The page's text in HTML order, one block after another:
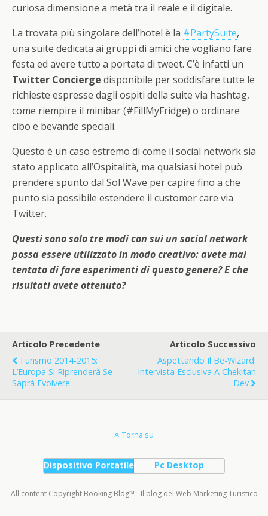
curiosa dimensione a metà tra il reale e il digitale.
La trovata più singolare dell’hotel è la #PartySuite,
una suite dedicata ai gruppi di amici che vogliano fare
festa ed avere tutto a portata di tweet. C’è infatti un
Twitter Concierge disponibile per soddisfare tutte le
richieste espresse dagli ospiti della suite via hashtag,
come riempire il minibar (#FillMyFridge) o ordinare
cibo e bevande speciali.
Questo è un caso estremo di come il social network sia
stato applicato all’Ospitalità, ma qualsiasi hotel può
prendere spunto dal Sol Wave per capire fino a che
punto sia possibile estendere il customer care via
Twitter.
Questi sono solo tre modi con sui un social network
possa essere utilizzato in modo creativo: avete mai
tentato di fare esperimenti di questo genere? E che
risultati avete ottenuto?
Articolo Precedente
Turismo 2014-2015:
L’Europa Si Riprenderà Se
Saprà Evolvere
Articolo Successivo
Aspettando Il Be-Wizard:
Intervista Esclusiva A Chekitan
Dev
Torna su
Dispositivo Portatile Pc Desktop
All content Copyright Booking Blog™ - Il blog del Web Marketing Turistico